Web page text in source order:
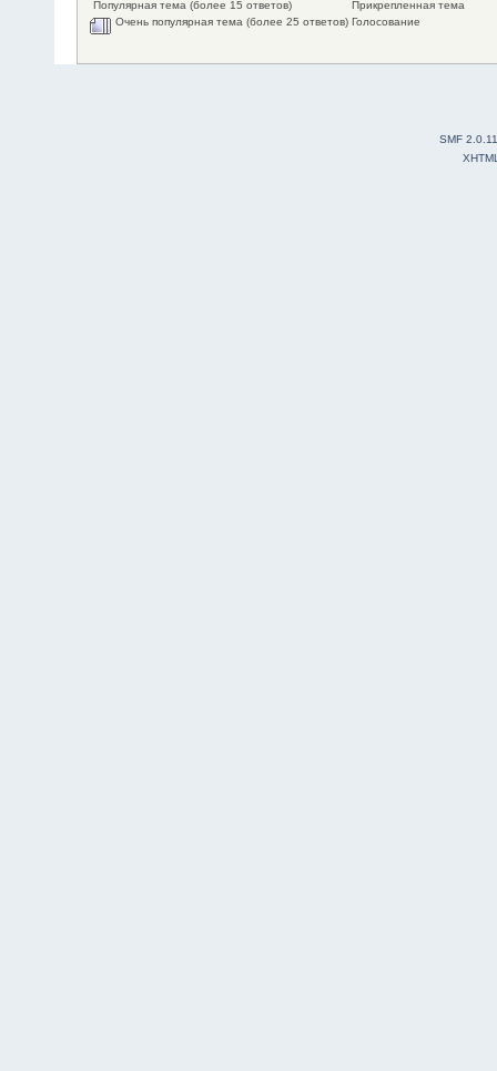
Популярная тема (более 15 ответов)
Очень популярная тема (более 25 ответов)
Прикрепленная тема
Голосование
SMF 2.0.11